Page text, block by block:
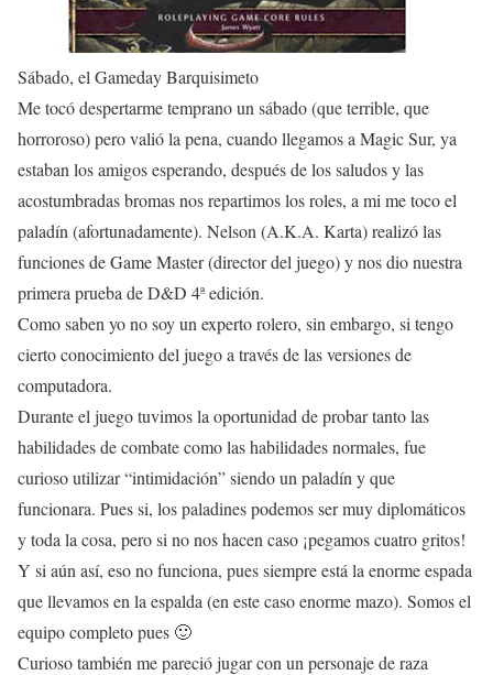
Sábado, el Gameday Barquisimeto
Me tocó despertarme temprano un sábado (que terrible, que
horroroso) pero valió la pena, cuando llegamos a Magic Sur, ya
estaban los amigos esperando, después de los saludos y las
acostumbradas bromas nos repartimos los roles, a mi me toco el
paladín (afortunadamente). Nelson (A.K.A. Karta) realizó las
funciones de Game Master (director del juego) y nos dio nuestra
primera prueba de D&D 4ª edición.
Como saben yo no soy un experto rolero, sin embargo, si tengo
cierto conocimiento del juego a través de las versiones de
computadora.
Durante el juego tuvimos la oportunidad de probar tanto las
habilidades de combate como las habilidades normales, fue
curioso utilizar “intimidación” siendo un paladín y que
funcionara. Pues si, los paladines podemos ser muy diplomáticos
y toda la cosa, pero si no nos hacen caso ¡pegamos cuatro gritos!
Y si aún así, eso no funciona, pues siempre está la enorme espada
que llevamos en la espalda (en este caso enorme mazo). Somos el
equipo completo pues 🙂
Curioso también me pareció jugar con un personaje de raza